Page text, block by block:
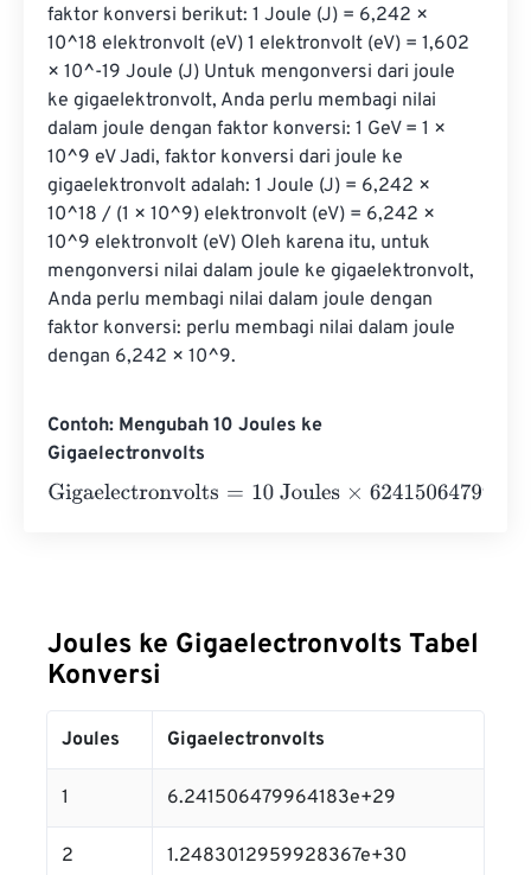
faktor konversi berikut: 1 Joule (J) = 6,242 ×
10^18 elektronvolt (eV) 1 elektronvolt (eV) = 1,602
× 10^-19 Joule (J) Untuk mengonversi dari joule
ke gigaelektronvolt, Anda perlu membagi nilai
dalam joule dengan faktor konversi: 1 GeV = 1 ×
10^9 eV Jadi, faktor konversi dari joule ke
gigaelektronvolt adalah: 1 Joule (J) = 6,242 ×
10^18 / (1 × 10^9) elektronvolt (eV) = 6,242 ×
10^9 elektronvolt (eV) Oleh karena itu, untuk
mengonversi nilai dalam joule ke gigaelektronvolt,
Anda perlu membagi nilai dalam joule dengan
faktor konversi: perlu membagi nilai dalam joule
dengan 6,242 × 10^9.
Contoh: Mengubah 10 Joules ke
Gigaelectronvolts
Gigaelectronvolts=10 Joules×
Joules ke Gigaelectronvolts Tabel
Konversi
Joules Gigaelectronvolts
1 6.241506479964183e+29
2 1.2483012959928367e+30